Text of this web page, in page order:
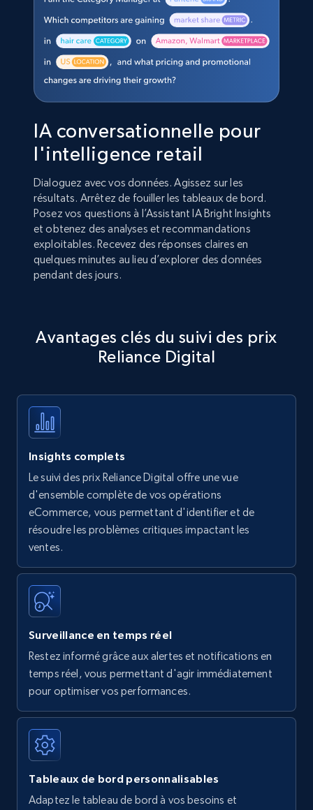
IA conversationnelle pour
l'intelligence retail
Dialoguez avec vos données. Agissez sur les
résultats. Arrêtez de fouiller les tableaux de bord.
Posez vos questions à l’Assistant IA Bright Insights
et obtenez des analyses et recommandations
exploitables. Recevez des réponses claires en
quelques minutes au lieu d’explorer des données
pendant des jours.
Avantages clés du suivi des prix
Reliance Digital
Insights complets
Le suivi des prix Reliance Digital offre une vue
d'ensemble complète de vos opérations
eCommerce, vous permettant d'identifier et de
résoudre les problèmes critiques impactant les
ventes.
Surveillance en temps réel
Restez informé grâce aux alertes et notifications en
temps réel, vous permettant d'agir immédiatement
pour optimiser vos performances.
Tableaux de bord personnalisables
Adaptez le tableau de bord à vos besoins et